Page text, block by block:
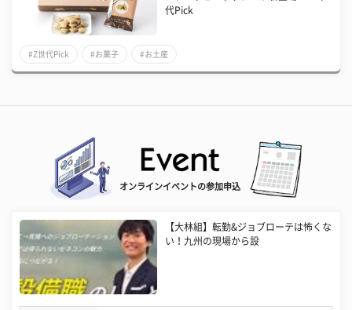
代Pick
#Z世代Pick #お菓子 #お土産
オンラインイベントの参加申込
【大林組】転勤&ジョブローテは怖くな
い！九州の現場から設